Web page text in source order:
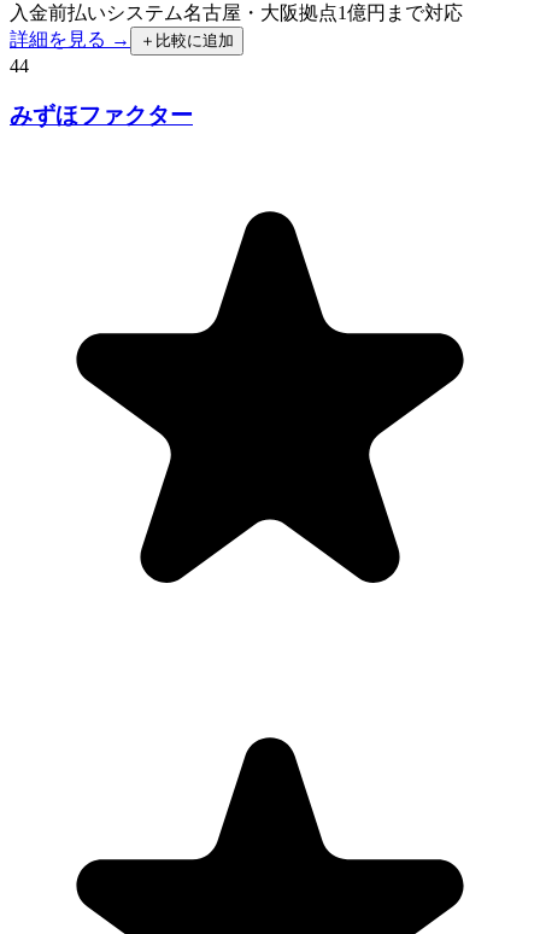
入金前払いシステム名古屋・大阪拠点1億円まで対応
詳細を見る →
＋ 比較に追加
44
みずほファクター